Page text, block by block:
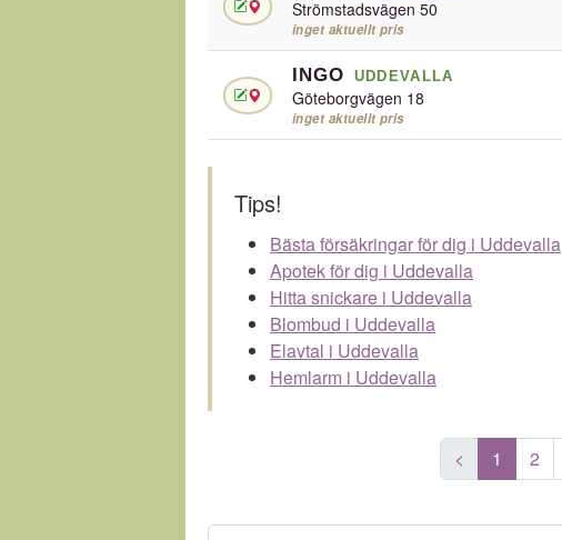
Strömstadsvägen 50
inget aktuellt pris
INGO UDDEVALLA
Göteborgvägen 18
inget aktuellt pris
Tips!
Bästa försäkringar för dig i Uddevalla
Apotek för dig i Uddevalla
Hitta snickare i Uddevalla
Blombud i Uddevalla
Elavtal i Uddevalla
Hemlarm i Uddevalla
< 1 2